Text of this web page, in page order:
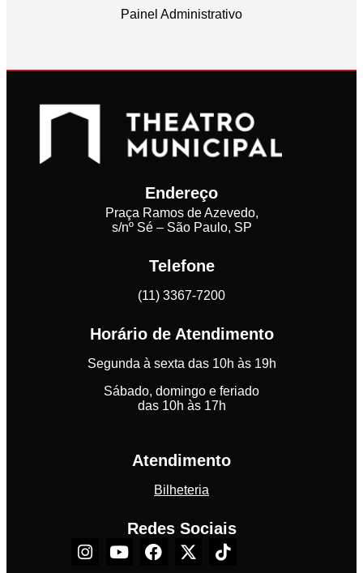
Painel Administrativo
Endereço
Praça Ramos de Azevedo,
s/nº Sé – São Paulo, SP
Telefone
(11) 3367-7200
Horário de Atendimento
Segunda à sexta das 10h às 19h
Sábado, domingo e feriado
das 10h às 17h
Atendimento
Bilheteria
Redes Sociais